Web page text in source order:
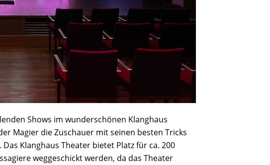
Shows im wunderschönen Klanghaus
Magier die Zuschauer mit seinen besten Tricks
Klanghaus Theater bietet Platz für ca. 200
weggeschickt werden, da das Theater